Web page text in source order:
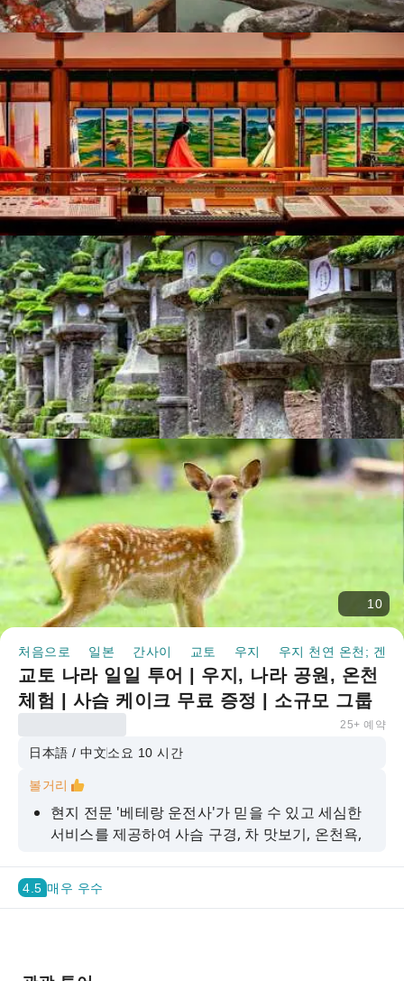
10
처음으로 일본 간사이 교토 우지 우지 천연 온천; 겐지
교토 나라 일일 투어 | 우지, 나라 공원, 온천
체험 | 사슴 케이크 무료 증정 | 소규모 그룹
25+ 예약
日本語 / 中文소요 10 시간
볼거리
현지 전문 '베테랑 운전사'가 믿을 수 있고 세심한
서비스를 제공하여 사슴 구경, 차 맛보기, 온천욕,
4~9명의 소규모 그룹으로, 경로 계획과 복잡한 대
중교통에 대해 걱정할 필요가 없습니다.
4.5 매우 우수